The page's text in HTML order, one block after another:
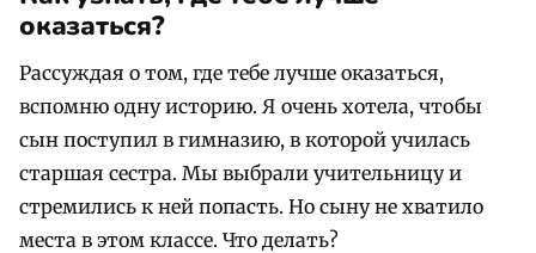
оказаться?
Рассуждая о том, где тебе лучше оказаться,
вспомню одну историю. Я очень хотела, чтобы
сын поступил в гимназию, в которой училась
старшая сестра. Мы выбрали учительницу и
стремились к ней попасть. Но сыну не хватило
места в этом классе. Что делать?